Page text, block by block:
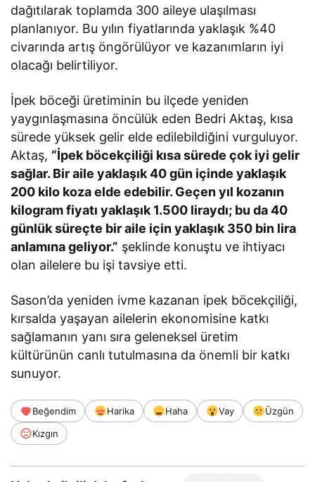
dağıtılarak toplamda 300 aileye ulaşılması
planlanıyor. Bu yılın fiyatlarında yaklaşık %40
civarında artış öngörülüyor ve kazanımların iyi
olacağı belirtiliyor.
İpek böceği üretiminin bu ilçede yeniden
yaygınlaşmasına öncülük eden Bedri Aktaş, kısa
sürede yüksek gelir elde edilebildiğini vurguluyor.
Aktaş, “İpek böcekçiliği kısa sürede çok iyi gelir
sağlar. Bir aile yaklaşık 40 gün içinde yaklaşık
200 kilo koza elde edebilir. Geçen yıl kozanın
kilogram fiyatı yaklaşık 1.500 liraydı; bu da 40
günlük süreçte bir aile için yaklaşık 350 bin lira
anlamına geliyor.” şeklinde konuştu ve ihtiyacı
olan ailelere bu işi tavsiye etti.
Sason’da yeniden ivme kazanan ipek böcekçiliği,
kırsalda yaşayan ailelerin ekonomisine katkı
sağlamanın yanı sıra geleneksel üretim
kültürünün canlı tutulmasına da önemli bir katkı
sunuyor.
Beğendim Harika Haha Vay
Üzgün
Kızgın